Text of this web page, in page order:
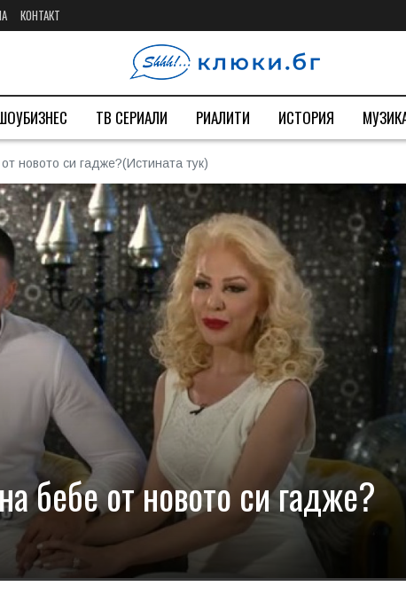
КОНТАКТ
ТВ СЕРИАЛИ РИАЛИТИ ИСТОРИЯ
новото си гадже?(Истината тук)
бебе от новото си гадже?